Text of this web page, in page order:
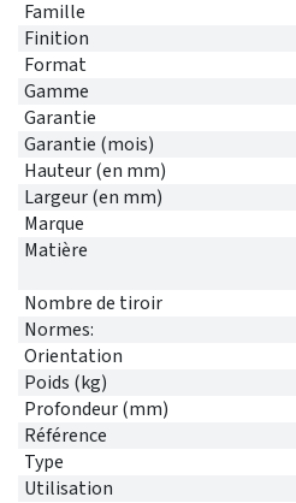
Famille
Finition
Format
Gamme
Garantie
Garantie (mois)
Hauteur (en mm)
Largeur (en mm)
Marque
Matière
Nombre de tiroir
Normes:
Orientation
Poids (kg)
Profondeur (mm)
Référence
Type
Utilisation